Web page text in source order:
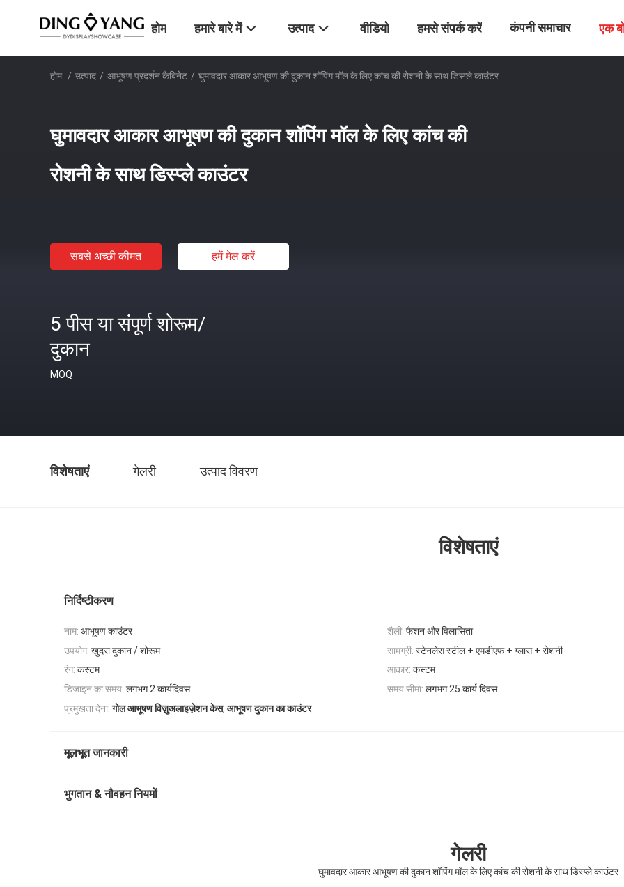
होम हमारे बारे में उत्पाद वीडियो हमसे संपर्क करें कंपनी समाचार एक
होम / उत्पाद / आभूषण प्रदर्शन कैबिनेट / घुमावदार आकार आभूषण की दुकान शॉपिंग मॉल के लिए कांच की रोशनी के साथ डिस्प्ले काउंटर
घुमावदार आकार आभूषण की दुकान शॉपिंग मॉल के लिए कांच की
रोशनी के साथ डिस्प्ले काउंटर
सबसे अच्छी कीमत हमें मेल करें
5 पीस या संपूर्ण शोरूम/
दुकान
MOQ
विशेषताएं गेलरी उत्पाद विवरण
विशेषताएं
निर्दिष्टीकरण
नाम: आभूषण काउंटर शैली: फैशन और विलासिता
उपयोग: खुदरा दुकान / शोरूम सामग्री: स्टेनलेस स्टील + एमडीएफ + ग्लास + रोशनी
रंग: कस्टम आकार: कस्टम
डिजाइन का समय: लगभग 2 कार्यदिवस समय सीमा: लगभग 25 कार्य दिवस
प्रमुखता देना: गोल आभूषण विज़ुअलाइज़ेशन केस, आभूषण दुकान का काउंटर
मूलभूत जानकारी
भुगतान & नौवहन नियमों
गेलरी
घुमावदार आकार आभूषण की दुकान शॉपिंग मॉल के लिए कांच की रोशनी के साथ डिस्प्ले काउंटर